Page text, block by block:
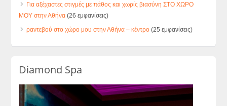
Για αξέχαστες στιγμές με πάθος και χωρίς βιασύνη ΣΤΟ ΧΩΡΟ
ΜΟΥ στην Αθήνα (26 εμφανίσεις)
ραντεβού στο χώρο μου στην Αθήνα – κέντρο (25 εμφανίσεις)
Diamond Spa